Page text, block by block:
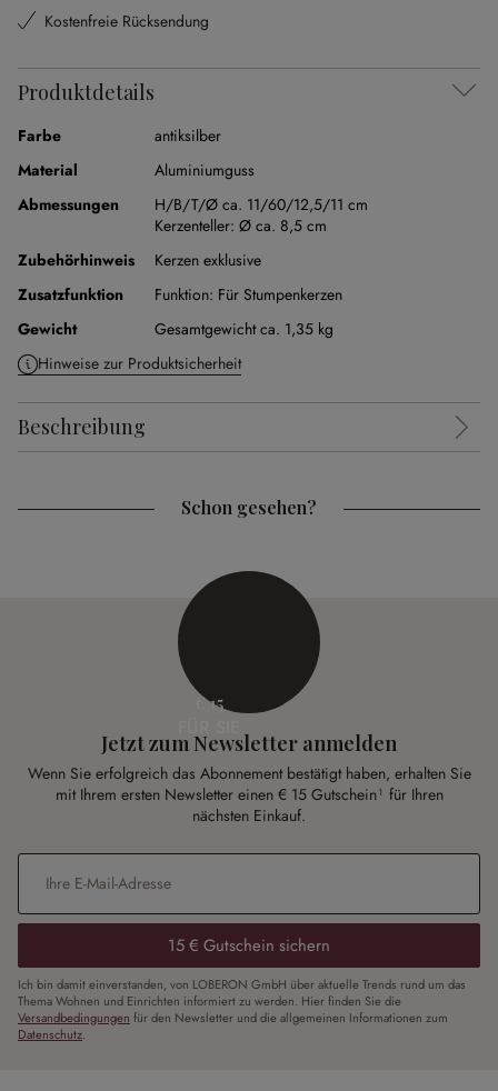
Kostenfreie Rücksendung
Produktdetails
Farbe
antiksilber
Material
Aluminiumguss
Abmessungen
H/B/T/Ø ca. 11/60/12,5/11 cm
Kerzenteller: Ø ca. 8,5 cm
Zubehörhinweis
Kerzen exklusive
Zusatzfunktion
Funktion: Für Stumpenkerzen
Gewicht
Gesamtgewicht ca. 1,35 kg
Hinweise zur Produktsicherheit
Beschreibung
Schon gesehen?
€ 15
Jetzt zum Newsletter anmelden
Wenn Sie erfolgreich das Abonnement bestätigt haben, erhalten Sie
mit Ihrem ersten Newsletter einen € 15 Gutschein¹ für Ihren
nächsten Einkauf.
E-Mail-Adresse
15 € Gutschein sichern
Ich bin damit einverstanden, von LOBERON GmbH über aktuelle Trends rund um das
Thema Wohnen und Einrichten informiert zu werden. Hier finden Sie die
Versandbedingungen für den Newsletter und die allgemeinen Informationen zum
Datenschutz.